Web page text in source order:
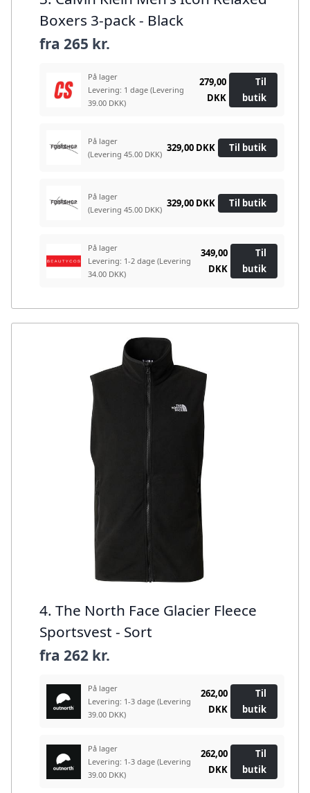
Boxers 3-pack - Black
fra 265 kr.
På lager
Levering: 1 dage (Levering
39.00 DKK)
279,00
DKK
Til
butik
På lager
(Levering 45.00 DKK)
329,00 DKK Til butik
På lager
(Levering 45.00 DKK)
329,00 DKK Til butik
På lager
Levering: 1-2 dage (Levering
34.00 DKK)
349,00
DKK
Til
butik
4. The North Face Glacier Fleece
Sportsvest - Sort
fra 262 kr.
På lager
Levering: 1-3 dage (Levering
39.00 DKK)
262,00
DKK
Til
butik
På lager
Levering: 1-3 dage (Levering
39.00 DKK)
262,00
DKK
Til
butik